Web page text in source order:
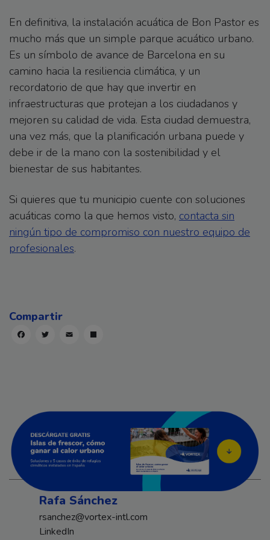
En definitiva, la instalación acuática de Bon Pastor es
mucho más que un simple parque acuático urbano.
Es un símbolo de avance de Barcelona en su
camino hacia la resiliencia climática, y un
recordatorio de que hay que invertir en
infraestructuras que protejan a los ciudadanos y
mejoren su calidad de vida. Esta ciudad demuestra,
una vez más, que la planificación urbana puede y
debe ir de la mano con la sostenibilidad y el
bienestar de sus habitantes.
Si quieres que tu municipio cuente con soluciones
acuáticas como la que hemos visto, contacta sin
ningún tipo de compromiso con nuestro equipo de
profesionales.
Facebook
Twitter
Email
Rafa Sánchez
rsanchez@vortex-intl.com
LinkedIn